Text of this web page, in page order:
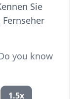
Sie
Fernseher
you know
1.5x